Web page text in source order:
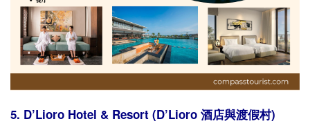
5. D’Lioro Hotel & Resort (D’Lioro 酒店與渡假村)